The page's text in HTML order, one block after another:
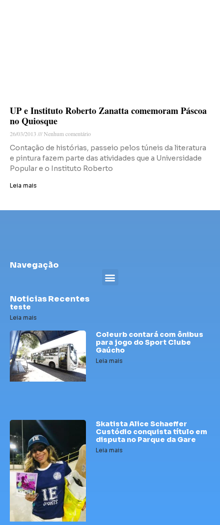
UP e Instituto Roberto Zanatta comemoram Páscoa
no Quiosque
26/03/2013 Nenhum comentário
Contação de histórias, passeio pelos túneis da literatura
e pintura fazem parte das atividades que a Universidade
Popular e o Instituto Roberto
Leia mais
Navegação
Noticias Recentes
teste
Leia mais
Coleurb contará com ônibus
para jogo do Sport Clube
Gaúcho
Leia mais
Skatista Alice Schaeffer
Custódio conquista título em
disputa no Parque da Gare
Leia mais